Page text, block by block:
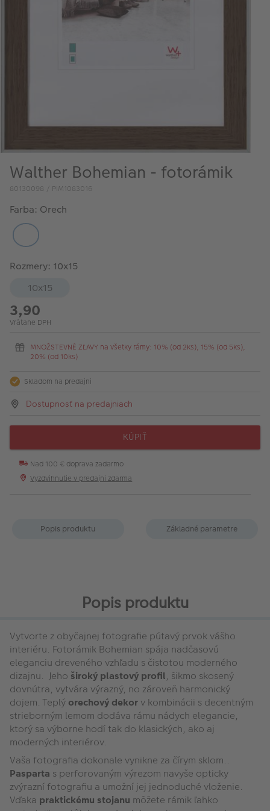
Walther Bohemian - fotorámik
80130098 / PIM1083016
Farba: Orech
Rozmery: 10x15
10x15
3,90
Vrátane DPH
MNOŽSTEVNÉ ZĽAVY na všetky rámy: 10% (od 2ks), 15% (od 5ks),
20% (od 10ks)
Skladom na predajni
Dostupnosť na predajniach
KÚPIŤ
Nad 100 € doprava zadarmo
Vyzdvihnutie v predajni zdarma
Popis produktu Základné parametre
Popis produktu
Vytvorte z obyčajnej fotografie pútavý prvok vášho
interiéru. Fotorámik Bohemian spája nadčasovú
eleganciu dreveného vzhľadu s čistotou moderného
dizajnu. Jeho široký plastový profil, šikmo skosený
dovnútra, vytvára výrazný, no zároveň harmonický
dojem. Teplý orechový dekor v kombinácii s decentným
strieborným lemom dodáva rámu nádych elegancie,
ktorý sa výborne hodí tak do klasických, ako aj
moderných interiérov.
Vaša fotografia dokonale vynikne za čírym sklom..
Pasparta s perforovaným výrezom navyše opticky
zvýrazní fotografiu a umožní jej jednoduché vloženie.
Vďaka praktickému stojanu môžete rámik ľahko